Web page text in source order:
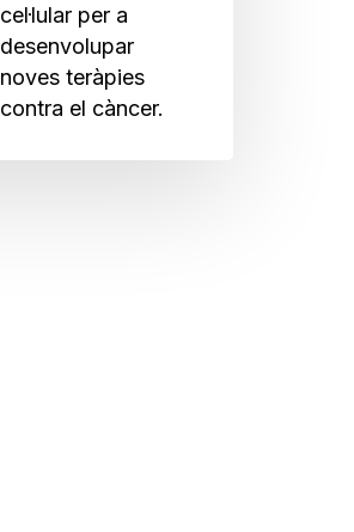
cel·lular per a
desenvolupar
noves teràpies
contra el càncer.